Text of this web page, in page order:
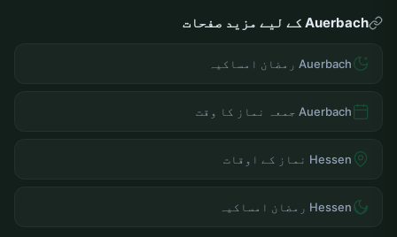
Auerbach کے لیے مزید صفحات
Auerbach رمضان امساکیہ
Auerbach جمعہ نماز کا وقت
Hessen نماز کے اوقات
Hessen رمضان امساکیہ